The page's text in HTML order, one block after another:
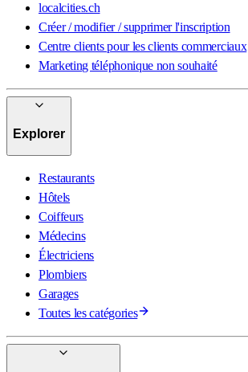
localcities.ch
Créer / modifier / supprimer l'inscription
Centre clients pour les clients commerciaux
Marketing téléphonique non souhaité
Explorer
Restaurants
Hôtels
Coiffeurs
Médecins
Électriciens
Plombiers
Garages
Toutes les catégories